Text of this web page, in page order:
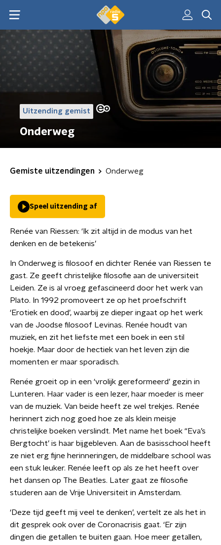
Uitzending gemist
Onderweg
Gemiste uitzendingen Onderweg
Speel uitzending af
Renée van Riessen: ‘Ik zit altijd in de modus van het
denken en de betekenis’
In Onderweg is filosoof en dichter Renée van Riessen te
gast. Ze geeft christelijke filosofie aan de universiteit
Leiden. Ze is al vroeg gefascineerd door het werk van
Plato. In 1992 promoveert ze op het proefschrift
‘Erotiek en dood’, waarbij ze dieper ingaat op het werk
van de Joodse filosoof Levinas. Renée houdt van
muziek, en zit het liefste met een boek in een stil
hoekje. Maar door de hectiek van het leven zijn die
momenten er maar sporadisch.
Renée groeit op in een ‘vrolijk gereformeerd’ gezin in
Lunteren. Haar vader is een lezer, haar moeder is meer
van de muziek. Van beide heeft ze wel trekjes. Renée
herinnert zich nog goed hoe ze als klein meisje
christelijke boeken verslindt. Met name het boek “Eva’s
Bergtocht’ is haar bijgebleven. Aan de basisschool heeft
ze niet erg fijne herinneringen, de middelbare school was
een stuk leuker. Renée leeft op als ze het heeft over
het dansen op The Beatles. Later gaat ze filosofie
studeren aan de Vrije Universiteit in Amsterdam.
‘Deze tijd geeft mij veel te denken’, vertelt ze als het in
dit gesprek ook over de Coronacrisis gaat. ‘Er zijn
dingen die getallen te buiten gaan. Hoe meer getallen,